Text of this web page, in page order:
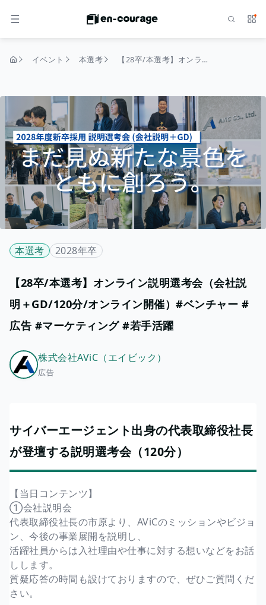
メニュー サ
イベント 本選考 【28卒/本選考】オンライン説明選考会（会社説明＋GD/120分/オンライン開催）#ベンチャー #広告 #マーケティング #若手活躍
本選考 2028年卒
【28卒/本選考】オンライン説明選考会（会社説
明＋GD/120分/オンライン開催）#ベンチャー #
広告 #マーケティング #若手活躍
株式会社AViC（エイビック）
広告
サイバーエージェント出身の代表取締役社長
が登壇する説明選考会（120分）
【当日コンテンツ】
①会社説明会
代表取締役社長の市原より、AViCのミッションやビジョ
ン、今後の事業展開を説明し、
活躍社員からは入社理由や仕事に対する想いなどをお話
しします。
質疑応答の時間も設けておりますので、ぜひご質問くだ
さい。